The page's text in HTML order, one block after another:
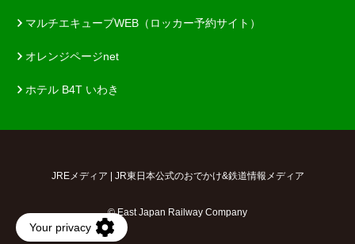
マルチエキューブWEB（ロッカー予約サイト）
オレンジページnet
ホテル B4T いわき
JREメディア | JR東日本公式のおでかけ&鉄道情報メディア
© East Japan Railway Company